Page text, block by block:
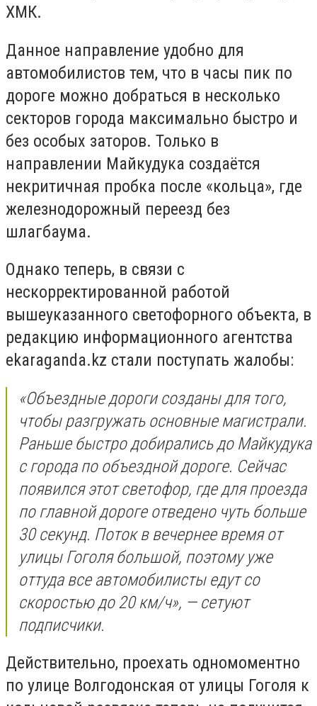
ХМК.
Данное направление удобно для
автомобилистов тем, что в часы пик по
дороге можно добраться в несколько
секторов города максимально быстро и
без особых заторов. Только в
направлении Майкудука создаётся
некритичная пробка после «кольца», где
железнодорожный переезд без
шлагбаума.
Однако теперь, в связи с
нескорректированной работой
вышеуказанного светофорного объекта, в
редакцию информационного агентства
ekaraganda.kz стали поступать жалобы:
«Объездные дороги созданы для того,
чтобы разгружать основные магистрали.
Раньше быстро добирались до Майкудука
с города по объездной дороге. Сейчас
появился этот светофор, где для проезда
по главной дороге отведено чуть больше
30 секунд. Поток в вечернее время от
улицы Гоголя большой, поэтому уже
оттуда все автомобилисты едут со
скоростью до 20 км/ч», — сетуют
подписчики.
Действительно, проехать одномоментно
по улице Волгодонская от улицы Гоголя к